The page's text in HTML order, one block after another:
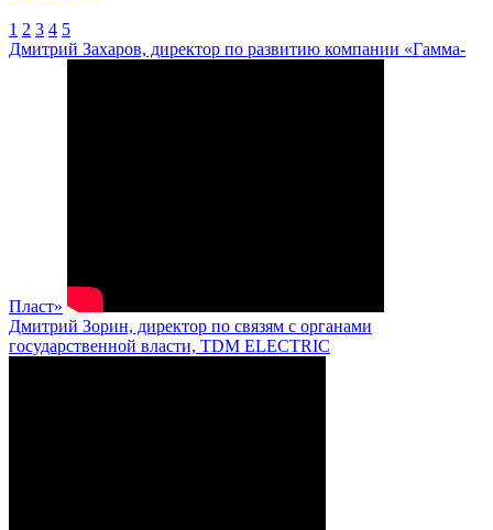
1 2 3 4 5
Дмитрий Захаров, директор по развитию компании «Гамма-
Пласт»
Дмитрий Зорин, директор по связям с органами
государственной власти, TDM ELECTRIC